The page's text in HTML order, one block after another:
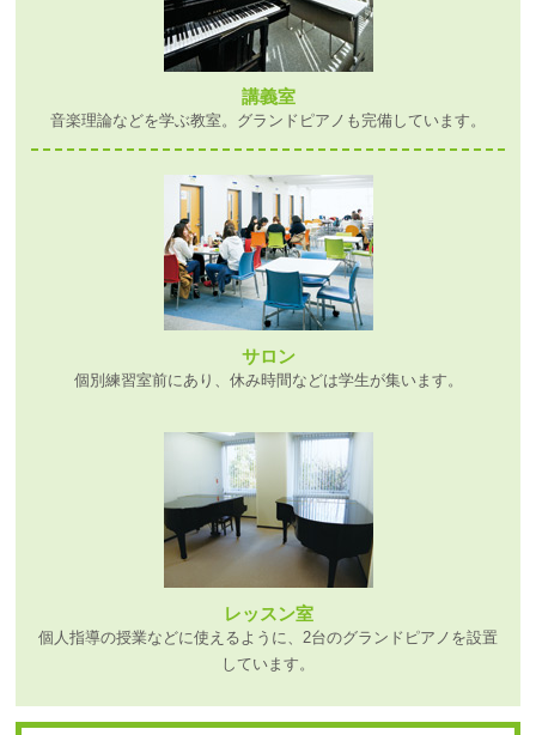
講義室
音楽理論などを学ぶ教室。グランドピアノも完備しています。
サロン
個別練習室前にあり、休み時間などは学生が集います。
レッスン室
個人指導の授業などに使えるように、2台のグランドピアノを設置
しています。